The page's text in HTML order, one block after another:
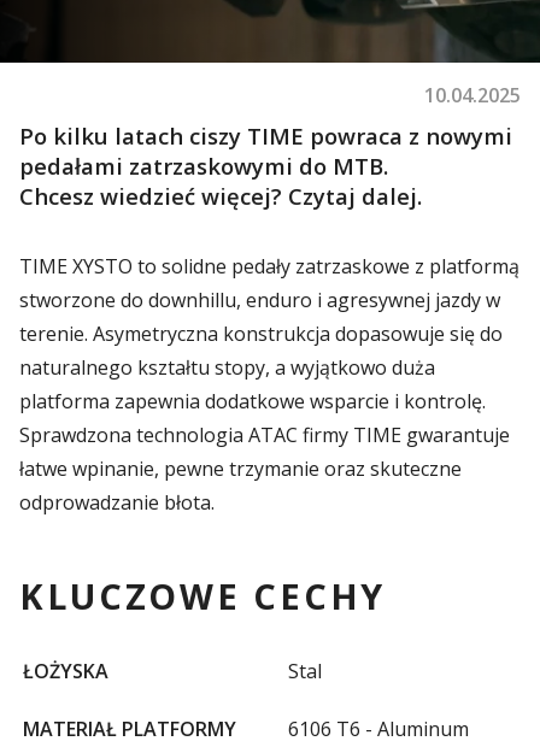
10.04.2025
Po kilku latach ciszy TIME powraca z nowymi
pedałami zatrzaskowymi do MTB.
Chcesz wiedzieć więcej? Czytaj dalej.
TIME XYSTO to solidne pedały zatrzaskowe z platformą
stworzone do downhillu, enduro i agresywnej jazdy w
terenie. Asymetryczna konstrukcja dopasowuje się do
naturalnego kształtu stopy, a wyjątkowo duża
platforma zapewnia dodatkowe wsparcie i kontrolę.
Sprawdzona technologia ATAC firmy TIME gwarantuje
łatwe wpinanie, pewne trzymanie oraz skuteczne
odprowadzanie błota.
KLUCZOWE CECHY
ŁOŻYSKA Stal
MATERIAŁ PLATFORMY 6106 T6 - Aluminum